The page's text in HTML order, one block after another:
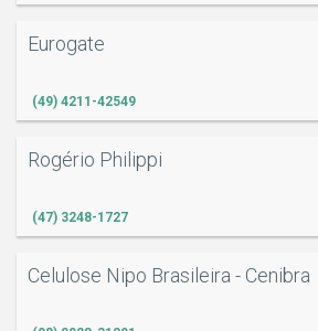
Eurogate
(49) 4211-42549
Rogério Philippi
(47) 3248-1727
Celulose Nipo Brasileira - Cenibra